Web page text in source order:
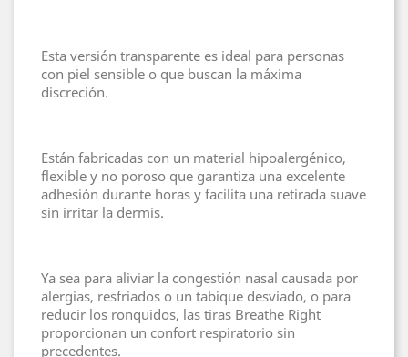
Esta versión transparente es ideal para personas
con piel sensible o que buscan la máxima
discreción.
Están fabricadas con un material hipoalergénico,
flexible y no poroso que garantiza una excelente
adhesión durante horas y facilita una retirada suave
sin irritar la dermis.
Ya sea para aliviar la congestión nasal causada por
alergias, resfriados o un tabique desviado, o para
reducir los ronquidos, las tiras Breathe Right
proporcionan un confort respiratorio sin
precedentes.